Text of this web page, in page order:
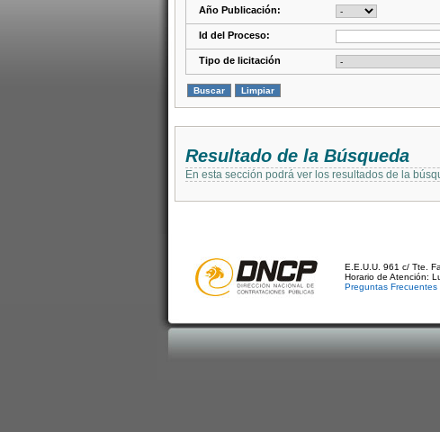
Año Publicación:
Id del Proceso:
Tipo de licitación
Resultado de la Búsqueda
En esta sección podrá ver los resultados de la
E.E.U.U. 961 c/ Tte.
Horario de Atención:
Preguntas Frecuentes